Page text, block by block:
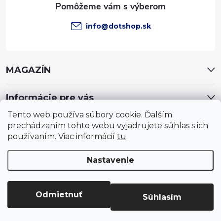
Tento web používa súbory cookie. Ďalším
prechádzaním tohto webu vyjadrujete súhlas s ich
používaním. Viac informácií tu.
Nastavenie
Odmietnuť Súhlasím
info@dotshop.sk
MAGAZÍN
Informácie pre vás
Copyright 2026DotShop - všetko pre záhradu, dom, chovateľa,
. Všetky práva vyhradené.Upraviť nastavenie cookies